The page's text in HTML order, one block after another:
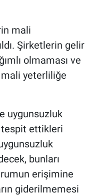
mali
Şirketlerin gelir
olmaması ve
yeterliliğe
uygunsuzluk
tespit ettikleri
bunları
erişimine
giderilmemesi